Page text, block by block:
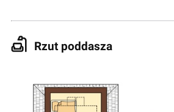
Rzut poddasza